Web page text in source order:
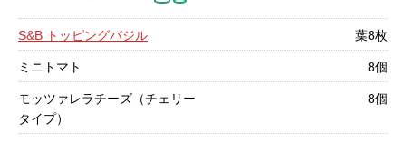
S&B トッピングバジル 葉8枚
ミニトマト 8個
モッツァレラチーズ（チェリー
タイプ）
8個